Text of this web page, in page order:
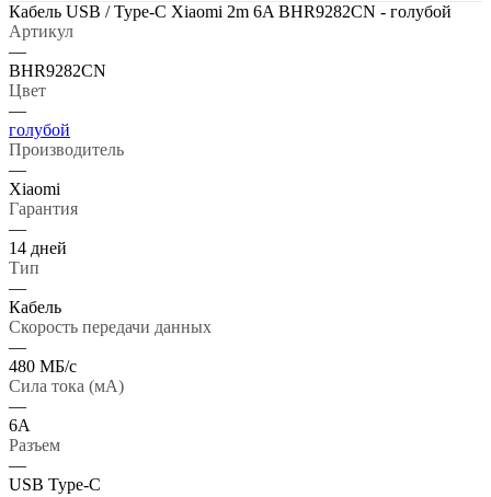
Кабель USB / Type-C Xiaomi 2m 6A BHR9282CN - голубой
Артикул
—
BHR9282CN
Цвет
—
голубой
Производитель
—
Xiaomi
Гарантия
—
14 дней
Тип
—
Кабель
Скорость передачи данных
—
480 МБ/с
Сила тока (мА)
—
6A
Разъем
—
USB Type-C